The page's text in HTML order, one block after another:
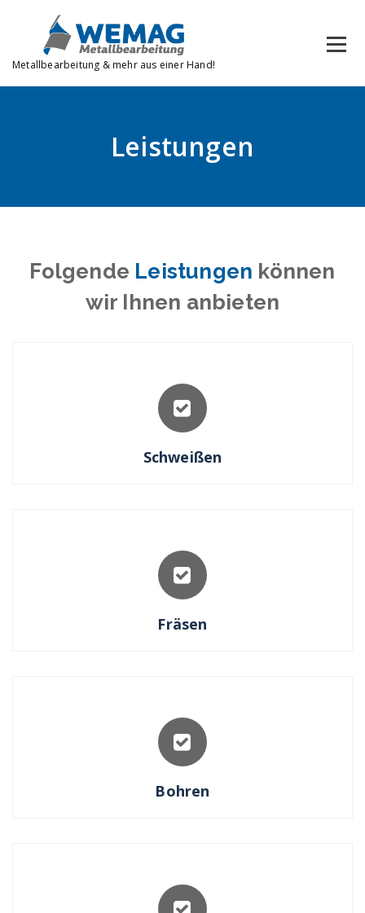
springen
Metallbearbeitung & mehr aus einer Hand!
Leistungen
Folgende Leistungen können
wir Ihnen anbieten
Schweißen
Fräsen
Bohren